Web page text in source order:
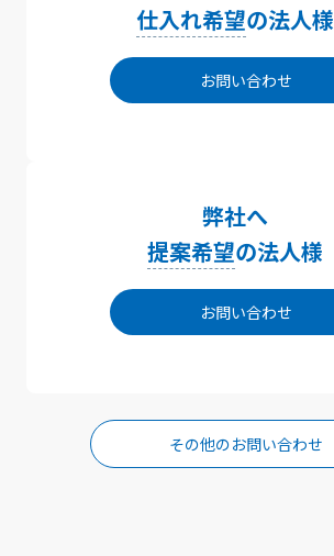
仕入れ希望の法人様
お問い合わせ
弊社へ
提案希望の法人様
お問い合わせ
その他のお問い合わせ